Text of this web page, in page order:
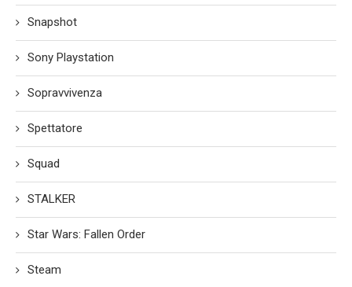
Snapshot
Sony Playstation
Sopravvivenza
Spettatore
Squad
STALKER
Star Wars: Fallen Order
Steam